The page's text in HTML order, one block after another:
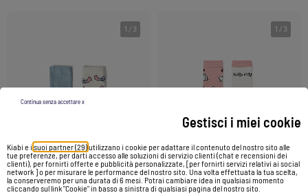
Gestisci i miei cookie
Kiabi e i suoi partner (29)utilizzano i cookie per adattare il contenuto del nostro sito alle
tue preferenze, per darti accesso alle soluzioni di servizio clienti (chat e recensioni dei
clienti), per fornirti offerte e pubblicità personalizzate, [per fornirti servizi relativi ai social
network ] o per misurare le performance del nostro sito. Una volta effettuata la tua scelta,
la conserveremo per una durata di 6 mesi. Potrai cambiare idea in qualsiasi momento
cliccando sul link "Cookie" in basso a sinistra di qualsiasi pagina del nostro sito.
Continua senza accettare x
1 / 3 1 / 3